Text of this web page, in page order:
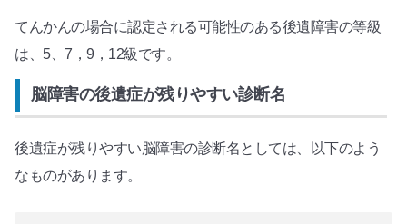
てんかんの場合に認定される可能性のある後遺障害の等級
は、5、7，9，12級です。
脳障害の後遺症が残りやすい診断名
後遺症が残りやすい脳障害の診断名としては、以下のよう
なものがあります。